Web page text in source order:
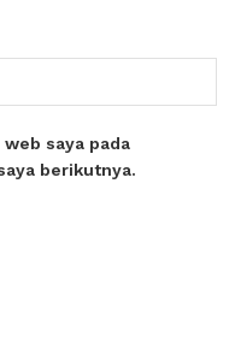
saya pada
berikutnya.